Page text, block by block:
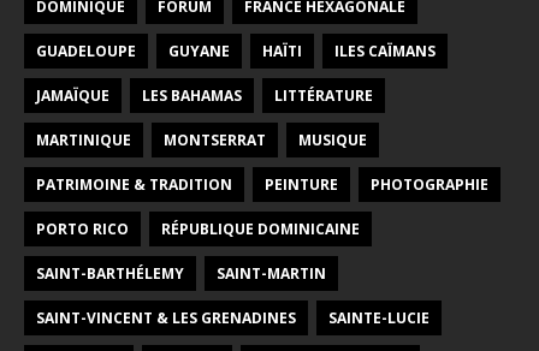
DOMINIQUE FORUM FRANCE HEXAGONALE
GUADELOUPE GUYANE HAÏTI ILES CAÏMANS
JAMAÏQUE LES BAHAMAS LITTÉRATURE
MARTINIQUE MONTSERRAT MUSIQUE
PATRIMOINE & TRADITION PEINTURE PHOTOGRAPHIE
PORTO RICO RÉPUBLIQUE DOMINICAINE
SAINT-BARTHÉLEMY SAINT-MARTIN
SAINT-VINCENT & LES GRENADINES SAINTE-LUCIE